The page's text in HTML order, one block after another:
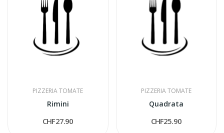
PIZZERIA TOMATE
Rimini
CHF27.90
PIZZERIA TOMATE
Quadrata
CHF25.90